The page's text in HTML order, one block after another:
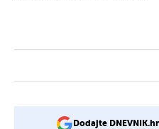
Dodajte